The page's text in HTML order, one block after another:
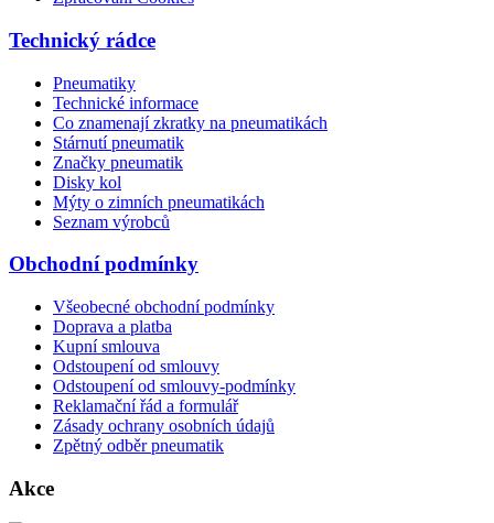
Technický rádce
Pneumatiky
Technické informace
Co znamenají zkratky na pneumatikách
Stárnutí pneumatik
Značky pneumatik
Disky kol
Mýty o zimních pneumatikách
Seznam výrobců
Obchodní podmínky
Všeobecné obchodní podmínky
Doprava a platba
Kupní smlouva
Odstoupení od smlouvy
Odstoupení od smlouvy-podmínky
Reklamační řád a formulář
Zásady ochrany osobních údajů
Zpětný odběr pneumatik
Akce